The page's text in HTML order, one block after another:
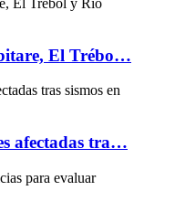
El Trébo…
afectadas tra…